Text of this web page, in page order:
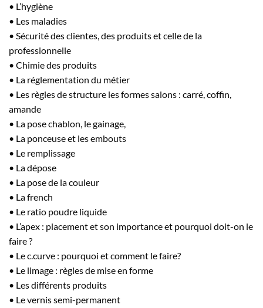
• L’hygiène
• Les maladies
• Sécurité des clientes, des produits et celle de la
professionnelle
• Chimie des produits
• La réglementation du métier
• Les règles de structure les formes salons : carré, coffin,
amande
• La pose chablon, le gainage,
• La ponceuse et les embouts
• Le remplissage
• La dépose
• La pose de la couleur
• La french
• Le ratio poudre liquide
• L’apex : placement et son importance et pourquoi doit-on le
faire ?
• Le c.curve : pourquoi et comment le faire?
• Le limage : règles de mise en forme
• Les différents produits
• Le vernis semi-permanent